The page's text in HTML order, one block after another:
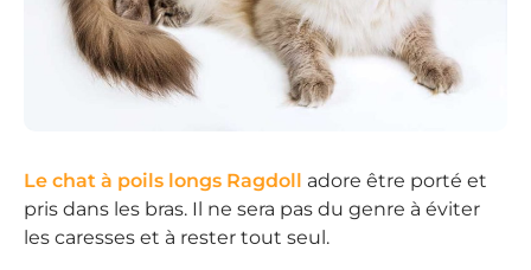
Le chat à poils longs Ragdoll adore être porté et
pris dans les bras. Il ne sera pas du genre à éviter
les caresses et à rester tout seul.